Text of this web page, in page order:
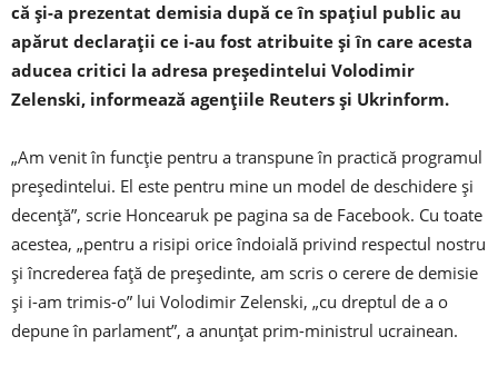
că şi-a prezentat demisia după ce în spaţiul public au
apărut declaraţii ce i-au fost atribuite şi în care acesta
aducea critici la adresa preşedintelui Volodimir
Zelenski, informează agențiile Reuters şi Ukrinform.
„Am venit în funcţie pentru a transpune în practică programul
preşedintelui. El este pentru mine un model de deschidere şi
decenţă”, scrie Honcearuk pe pagina sa de Facebook. Cu toate
acestea, „pentru a risipi orice îndoială privind respectul nostru
şi încrederea faţă de preşedinte, am scris o cerere de demisie
şi i-am trimis-o” lui Volodimir Zelenski, „cu dreptul de a o
depune în parlament”, a anunţat prim-ministrul ucrainean.